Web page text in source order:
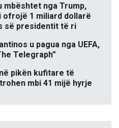
mbështet nga Trump,
ofrojë 1 miliard dollarë
së presidentit të ri
u pagua nga UEFA,
Telegraph”
pikën kufitare të
mbi 41 mijë hyrje